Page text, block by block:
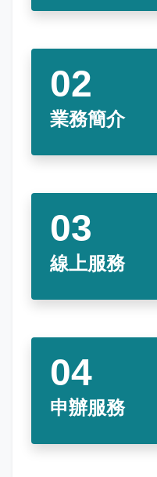
使用牌照稅
娛樂稅
退稅專區
稅務行事曆
網路申報
書表下載
e觸即發跨域稅務通
多元繳稅管道
繳納證明
智能櫃員機
稅籍異動即時通
公告訊息
政府資訊公開專區
徵才快訊
有獎徵答
發票專區
創新便民服務措施
不動產移轉專區
納稅者權利保護專區
行政救濟專區
常見問答
人事園地
性騷擾及職場霸凌分類
志工園地
本局沿革
首長簡介
副局長簡介
經營理念
交通資訊
績優人員
業務簡介
線上服務
申辦服務